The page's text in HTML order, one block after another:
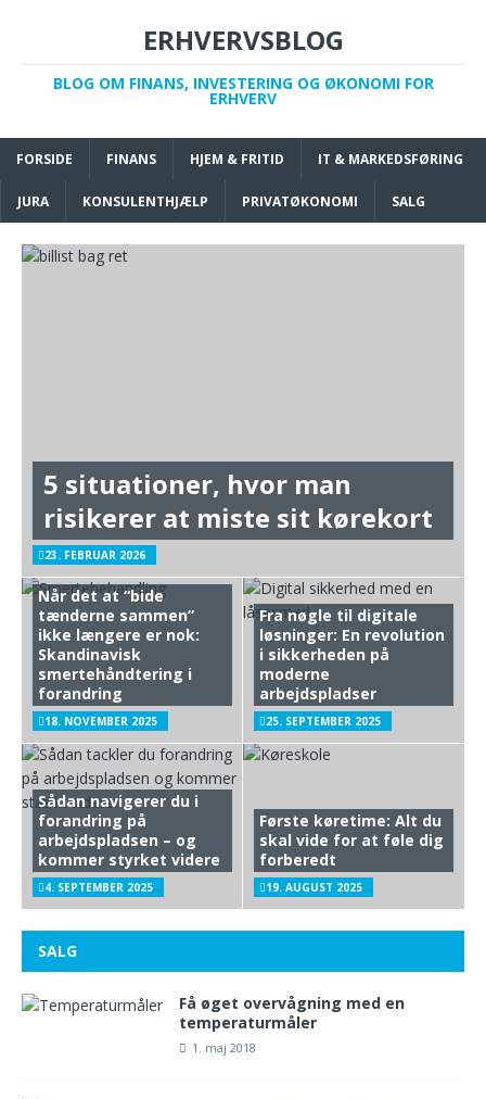
ERHVERVSBLOG
BLOG OM FINANS, INVESTERING OG ØKONOMI FOR
ERHVERV
FORSIDE FINANS HJEM & FRITID IT & MARKEDSFØRING
JURA KONSULENTHJÆLP PRIVATØKONOMI SALG
5 situationer, hvor man
risikerer at miste sit kørekort
23. FEBRUAR 2026
Når det at “bide
tænderne sammen”
ikke længere er nok:
Skandinavisk
smertehåndtering i
forandring
18. NOVEMBER 2025
Fra nøgle til digitale
løsninger: En revolution
i sikkerheden på
moderne
arbejdspladser
25. SEPTEMBER 2025
Sådan navigerer du i
forandring på
arbejdspladsen – og
kommer styrket videre
4. SEPTEMBER 2025
Første køretime: Alt du
skal vide for at føle dig
forberedt
19. AUGUST 2025
SALG
Få øget overvågning med en
temperaturmåler
1. maj 2018